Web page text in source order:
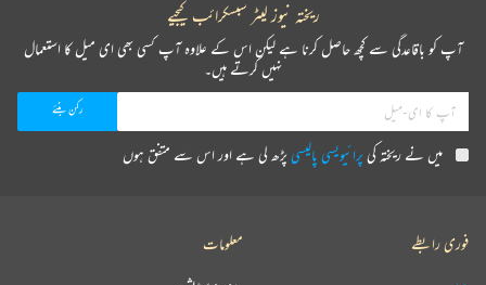
ریختہ نیوز لیٹر سبسکرائب کیجیے
آپ کو باقاعدگی سے کچھ حاصل کرنا ہے لیکن اس کے علاوہ آپ کسی بھی ای میل کا استعمال
نہیں کرتے ہیں۔
میں نے ریختہ کیپرائیویسی پالیسیپڑھ لی ہے اور اس سے متفق ہوں
فوری رابطے معلومات